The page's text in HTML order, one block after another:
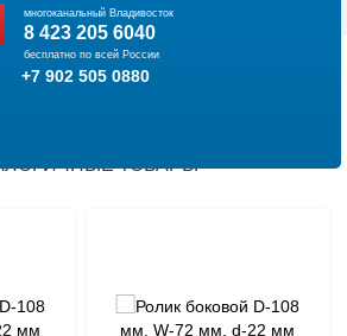
многоканальный Владивосток
8 423 205 6040
бесплатно по всей России
+7 902 505 0880
ТОВАРЫ